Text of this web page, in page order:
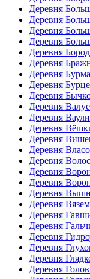
Деревня
Деревня
Деревня
Деревня
Деревня
Деревня
Деревня
Деревня
Деревня
Деревня
Деревня
Деревня
Деревня
Деревня
Деревня
Деревня
Деревня
Деревня
Деревня
Деревня
Деревня
Деревня
Деревня
Деревня
Деревня